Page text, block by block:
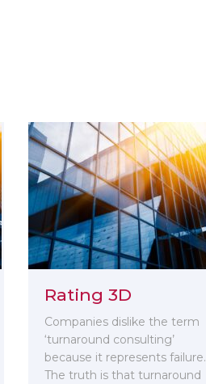
Rating 3D
Companies dislike the term
‘turnaround consulting’
because it represents failure.
The truth is that turnaround